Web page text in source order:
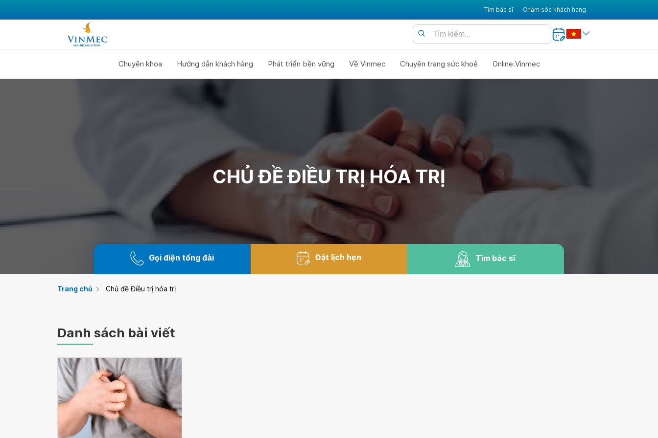
Tìm bác sĩ Chăm sóc khách hàng
Chuyên khoa Hướng dẫn khách hàng Phát triển bền vững Về Vinmec Chuyên trang sức khoẻ Online.Vinmec
CHỦ ĐỀ ĐIỀU TRỊ HÓA TRỊ
Gọi điện tổng đài Đặt lịch hẹn Tìm bác sĩ
Trang chủ Chủ đề Điều trị hóa trị
Danh sách bài viết